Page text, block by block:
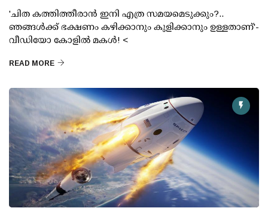
'ചിത കത്തിത്തീരാന്‍ ഇനി എത്ര സമയമെടുക്കും?..
ഞങ്ങള്‍ക്ക് ഭക്ഷണം കഴിക്കാനും കുളിക്കാനും ഉള്ളതാണ്'-
വീഡിയോ കോളില്‍ മകള്‍! <
READ MORE